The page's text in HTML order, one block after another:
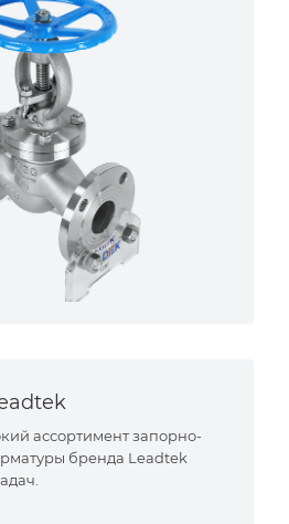
ассортимент запорно-
бренда Leadtek